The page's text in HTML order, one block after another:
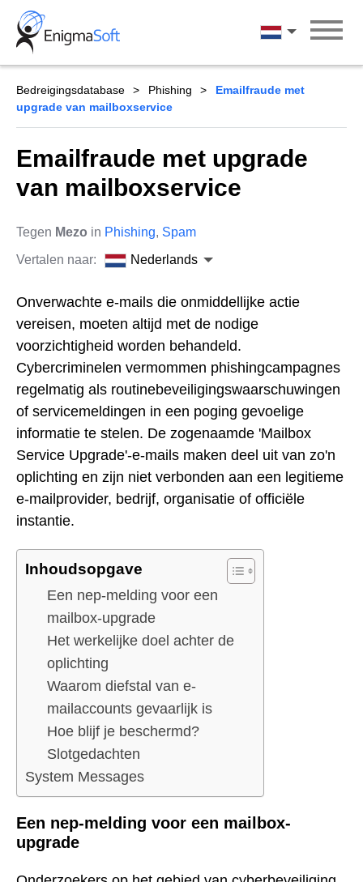
Skip
content
Nederlands
Bedreigingsdatabase Phishing
Emailfraude met
upgrade van mailboxservice
Emailfraude met upgrade
van mailboxservice
Tegen Mezo in Phishing, Spam
Vertalen naar:
Nederlands
Onverwachte e-mails die onmiddellijke actie
vereisen, moeten altijd met de nodige
voorzichtigheid worden behandeld.
Cybercriminelen vermommen phishingcampagnes
regelmatig als routinebeveiligingswaarschuwingen
of servicemeldingen in een poging gevoelige
informatie te stelen. De zogenaamde 'Mailbox
Service Upgrade'-e-mails maken deel uit van zo'n
oplichting en zijn niet verbonden aan een legitieme
e-mailprovider, bedrijf, organisatie of officiële
instantie.
Inhoudsopgave
Een nep-melding voor een
mailbox-upgrade
Het werkelijke doel achter de
oplichting
Waarom diefstal van e-
mailaccounts gevaarlijk is
Hoe blijf je beschermd?
Slotgedachten
System Messages
Een nep-melding voor een mailbox-
upgrade